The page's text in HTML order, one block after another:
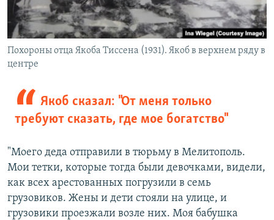
Похороны отца Якоба Тиссена (1931). Якоб в верхнем ряду в
центре
Якоб сказал: "От меня только
требуют сказать, где мое богатство"
"Моего деда отправили в тюрьму в Мелитополь.
Мои тетки, которые тогда были девочками, видели,
как всех арестованных погрузили в семь
грузовиков. Жены и дети стояли на улице, и
грузовики проезжали возле них. Моя бабушка